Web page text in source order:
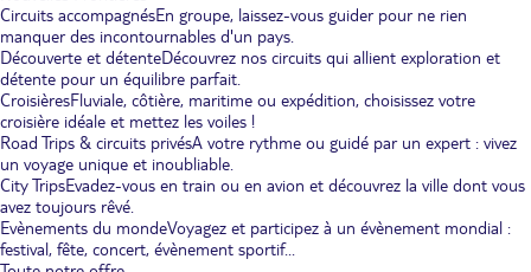
Circuits accompagnésEn groupe, laissez-vous guider pour ne rien
manquer des incontournables d'un pays.
Découverte et détenteDécouvrez nos circuits qui allient exploration et
détente pour un équilibre parfait.
CroisièresFluviale, côtière, maritime ou expédition, choisissez votre
croisière idéale et mettez les voiles !
Road Trips & circuits privésA votre rythme ou guidé par un expert : vivez
un voyage unique et inoubliable.
City TripsEvadez-vous en train ou en avion et découvrez la ville dont vous
avez toujours rêvé.
Evènements du mondeVoyagez et participez à un évènement mondial :
festival, fête, concert, évènement sportif...